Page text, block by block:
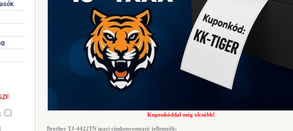
Kuponkóddal még olcsóbb!
Brother TJ-4422TN ipari címkenyomtató jellemzők: